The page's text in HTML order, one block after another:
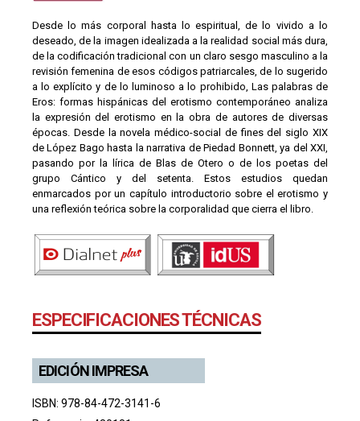
Desde lo más corporal hasta lo espiritual, de lo vivido a lo
deseado, de la imagen idealizada a la realidad social más dura,
de la codificación tradicional con un claro sesgo masculino a la
revisión femenina de esos códigos patriarcales, de lo sugerido
a lo explícito y de lo luminoso a lo prohibido, Las palabras de
Eros: formas hispánicas del erotismo contemporáneo analiza
la expresión del erotismo en la obra de autores de diversas
épocas. Desde la novela médico-social de fines del siglo XIX
de López Bago hasta la narrativa de Piedad Bonnett, ya del XXI,
pasando por la lírica de Blas de Otero o de los poetas del
grupo Cántico y del setenta. Estos estudios quedan
enmarcados por un capítulo introductorio sobre el erotismo y
una reflexión teórica sobre la corporalidad que cierra el libro.
ESPECIFICACIONES TÉCNICAS
EDICIÓN IMPRESA
ISBN: 978-84-472-3141-6